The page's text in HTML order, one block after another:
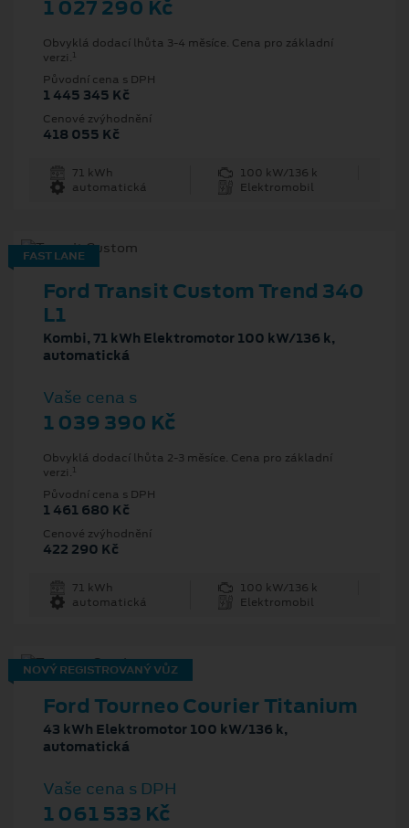
1 027 290 Kč
Obvyklá dodací lhůta 3-4 měsíce. Cena pro základní
verzi. 1
Původní cena s DPH
1 445 345 Kč
Cenové zvýhodnění
418 055 Kč
71 kWh
100 kW/136 k
automatická
Elektromobil
FAST LANE
Ford Transit Custom Trend 340
L1
Kombi, 71 kWh Elektromotor 100 kW/136 k,
automatická
Vaše cena s
1 039 390 Kč
Obvyklá dodací lhůta 2-3 měsíce. Cena pro základní
verzi. 1
Původní cena s DPH
1 461 680 Kč
Cenové zvýhodnění
422 290 Kč
71 kWh
100 kW/136 k
automatická
Elektromobil
NOVÝ REGISTROVANÝ VŮZ
Ford Tourneo Courier Titanium
43 kWh Elektromotor 100 kW/136 k,
automatická
Vaše cena s DPH
1 061 533 Kč